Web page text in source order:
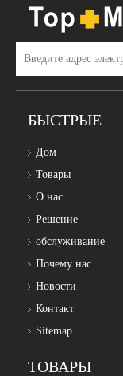
БЫСТРЫЕ
Дом
Товары
О нас
Решение
обслуживание
Почему нас
Новости
Контакт
Sitemap
ТОВАРЫ